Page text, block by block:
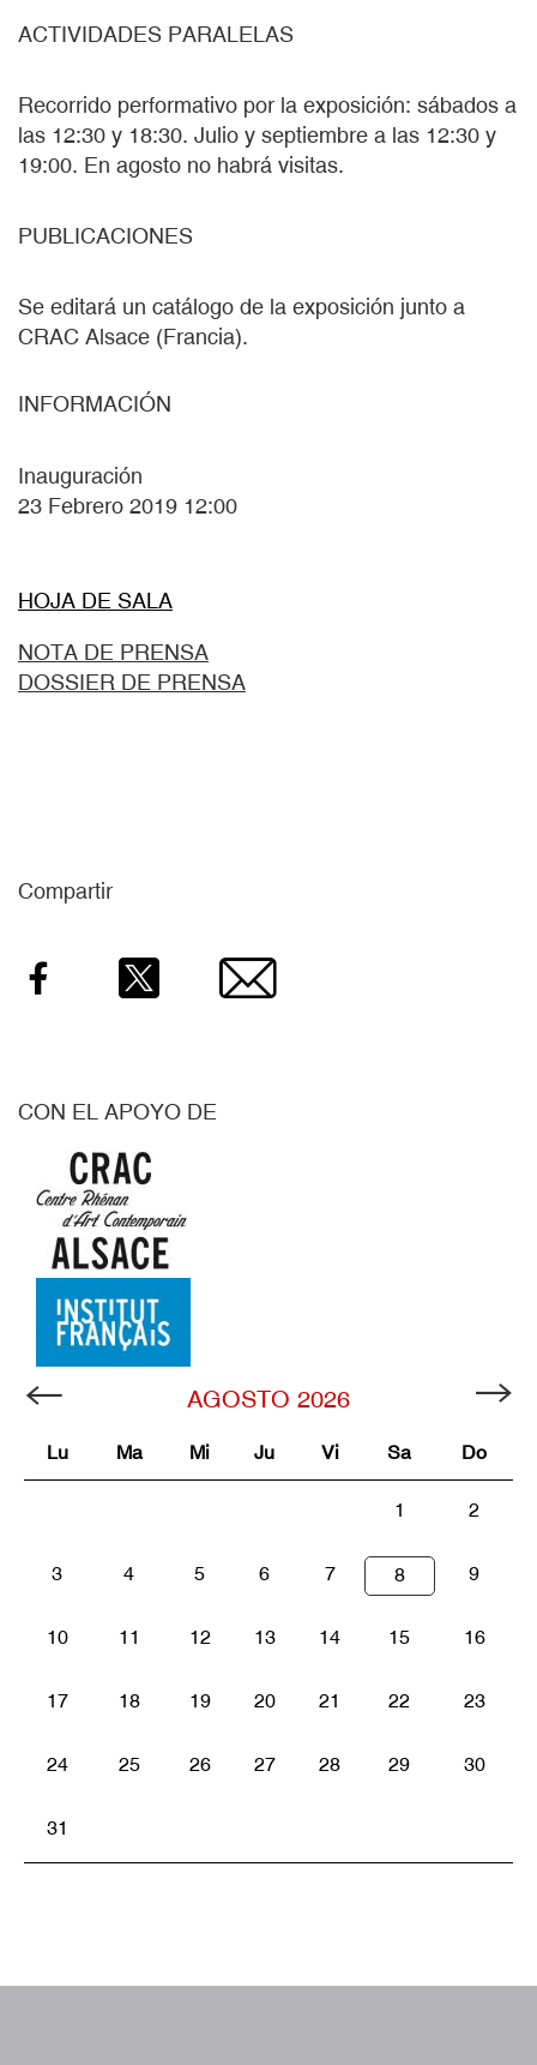
ACTIVIDADES PARALELAS
Recorrido performativo por la exposición: sábados a
las 12:30 y 18:30. Julio y septiembre a las 12:30 y
19:00. En agosto no habrá visitas.
PUBLICACIONES
Se editará un catálogo de la exposición junto a
CRAC Alsace (Francia).
INFORMACIÓN
Inauguración
23 Febrero 2019 12:00
HOJA DE SALA
NOTA DE PRENSA
DOSSIER DE PRENSA
Compartir
Facebook Twitter Email
CON EL APOYO DE
AGOSTO 2026
Lu Ma Mi Ju Vi Sa Do
1 2
3 4 5 6 7 8 9
10 11 12 13 14 15 16
17 18 19 20 21 22 23
24 25 26 27 28 29 30
31